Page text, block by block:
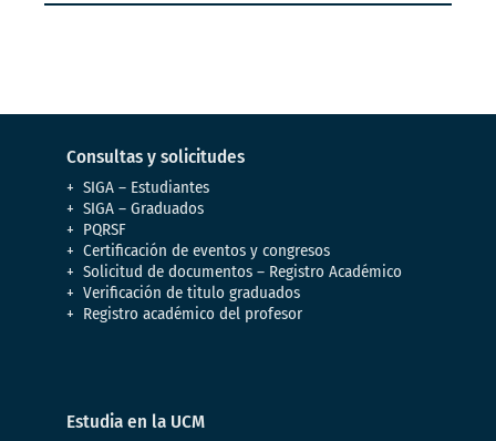
Consultas y solicitudes
SIGA – Estudiantes
SIGA – Graduados
PQRSF
Certificación de eventos y congresos
Solicitud de documentos – Registro Académico
Verificación de titulo graduados
Registro académico del profesor
Estudia en la UCM